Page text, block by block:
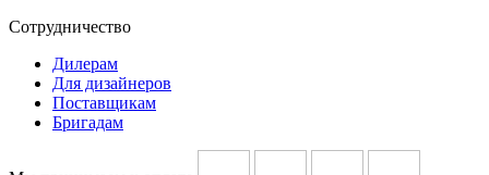
Сотрудничество
Дилерам
Для дизайнеров
Поставщикам
Бригадам